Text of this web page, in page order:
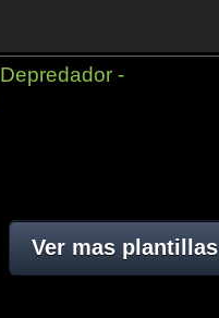
Depredador -
Ver mas plantillas